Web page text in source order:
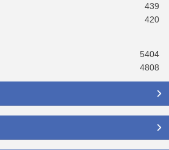
439
420
5404
4808